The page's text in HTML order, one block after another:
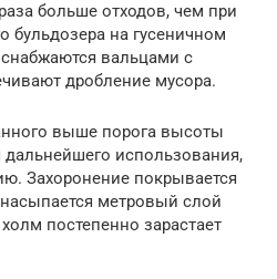
больше отходов, чем при
бульдозера на гусеничном
вальцами с
дробление мусора.
выше порога высоты
использования,
Захоронение покрывается
метровый слой
постепенно зарастает